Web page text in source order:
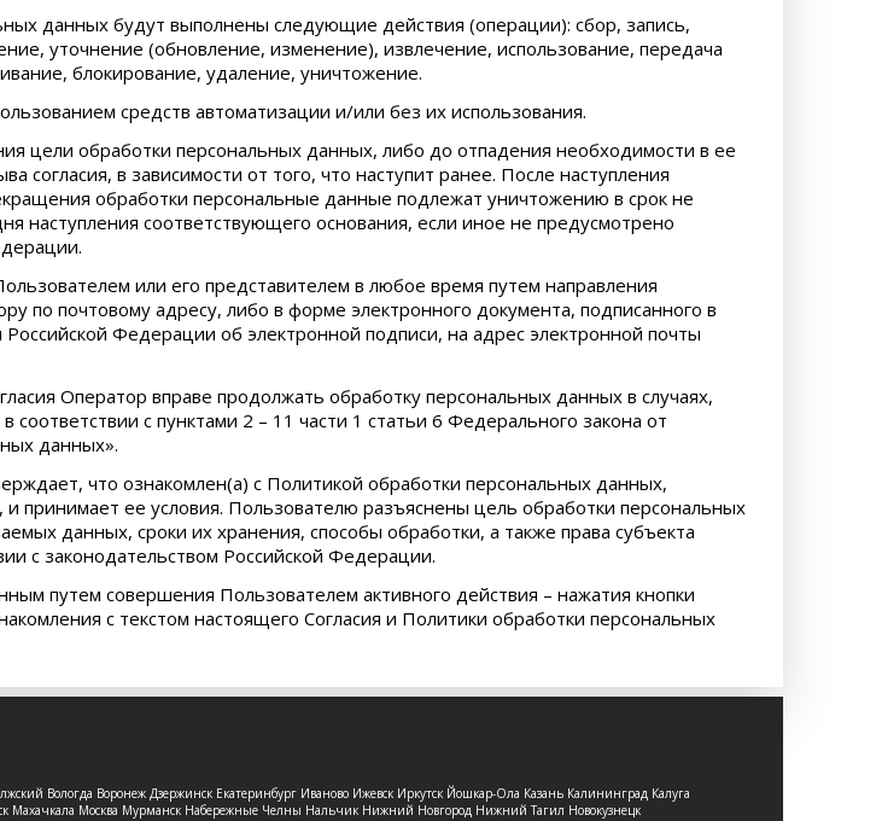
данных будут выполнены следующие действия (операции): сбор, запись,
уточнение (обновление, изменение), извлечение, использование, передача
блокирование, удаление, уничтожение.
средств автоматизации и/или без их использования.
цели обработки персональных данных, либо до отпадения необходимости в ее
согласия, в зависимости от того, что наступит ранее. После наступления
обработки персональные данные подлежат уничтожению в срок не
наступления соответствующего основания, если иное не предусмотрено
или его представителем в любое время путем направления
по почтовому адресу, либо в форме электронного документа, подписанного в
Российской Федерации об электронной подписи, на адрес электронной почты
Оператор вправе продолжать обработку персональных данных в случаях,
соответствии с пунктами 2 – 11 части 1 статьи 6 Федерального закона от
данных».
что ознакомлен(а) с Политикой обработки персональных данных,
принимает ее условия. Пользователю разъяснены цель обработки персональных
данных, сроки их хранения, способы обработки, а также права субъекта
с законодательством Российской Федерации.
путем совершения Пользователем активного действия – нажатия кнопки
с текстом настоящего Согласия и Политики обработки персональных
Вологда Воронеж Дзержинск Екатеринбург Иваново Ижевск Иркутск Йошкар-Ола Казань Калининград Калуга
Махачкала Москва Мурманск Набережные Челны Нальчик Нижний Новгород Нижний Тагил Новокузнецк